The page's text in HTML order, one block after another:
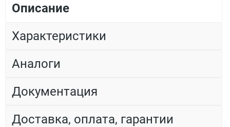
Описание
Характеристики
Аналоги
Документация
Доставка, оплата, гарантии